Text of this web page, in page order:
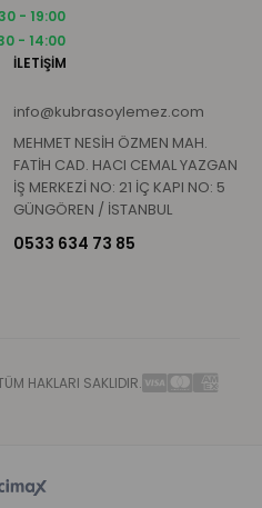
- 19:00
- 14:00
İLETİŞİM
info@kubrasoylemez.com
MEHMET NESİH ÖZMEN MAH.
FATİH CAD. HACI CEMAL YAZGAN
İŞ MERKEZİ NO: 21 İÇ KAPI NO: 5
GÜNGÖREN / İSTANBUL
0533 634 73 85
HAKLARI SAKLIDIR.